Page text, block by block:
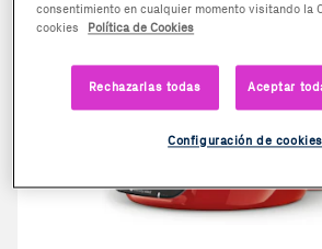
consentimiento en cualquier momento visitando la
cookies
Política de Cookies
Rechazarlas todas Aceptar
Configuración de cookies